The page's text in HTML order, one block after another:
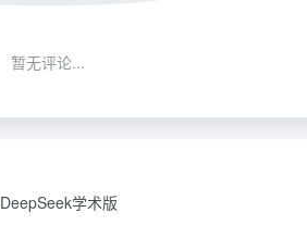
暂无评论...
DeepSeek学术版